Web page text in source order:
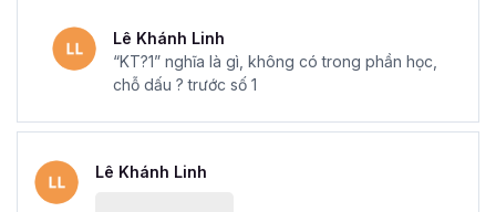
Mẫu chứng chỉ Excel sau khi hoàn thành khóa học tại Gitiho
Gitiho, sẽ giúp bạn làm việc linh hoạt hơn, mở ra cơ hội
nhận những ưu đãi tuyệt vời từ Gitiho nhé.
Lê Khánh Linh
“KT?1” nghĩa là gì, không có trong phần học,
chỗ dấu ? trước số 1
Lê Khánh Linh